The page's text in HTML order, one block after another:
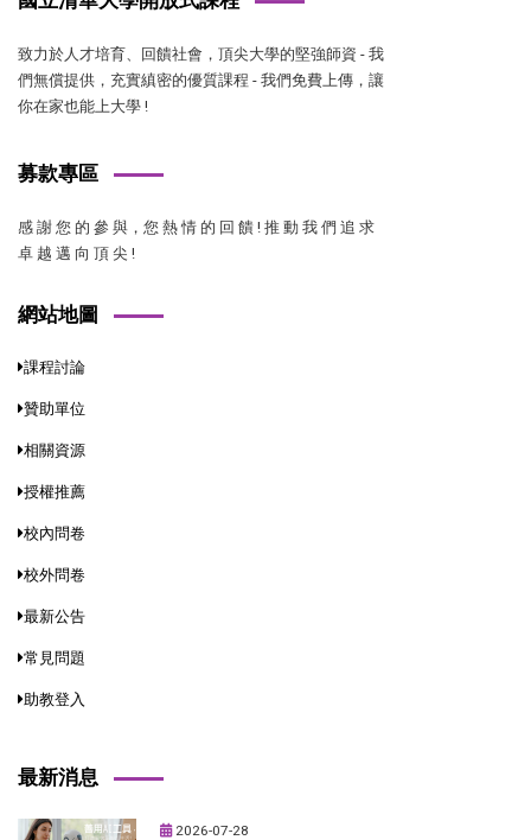
致力於人才培育、回饋社會，頂尖大學的堅強師資 - 我
們無償提供，充實縝密的優質課程 - 我們免費上傳，讓
你在家也能上大學 !
募款專區
感 謝 您 的 參 與，您 熱 情 的 回 饋 ! 推 動 我 們 追 求
卓 越 邁 向 頂 尖 !
網站地圖
課程討論
贊助單位
相關資源
授權推薦
校內問卷
校外問卷
最新公告
常見問題
助教登入
最新消息
2026-07-28